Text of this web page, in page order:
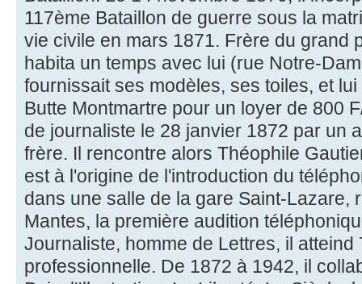
117ème Bataillon de guerre sous la
vie civile en mars 1871. Frère du grand
habita un temps avec lui (rue Notre-
fournissait ses modèles, ses toiles, et
Butte Montmartre pour un loyer de 800
de journaliste le 28 janvier 1872 par un
frère. Il rencontre alors Théophile
est à l'origine de l'introduction du
dans une salle de la gare Saint-Lazare,
Mantes, la première audition
Journaliste, homme de Lettres, il atteind
professionnelle. De 1872 à 1942, il